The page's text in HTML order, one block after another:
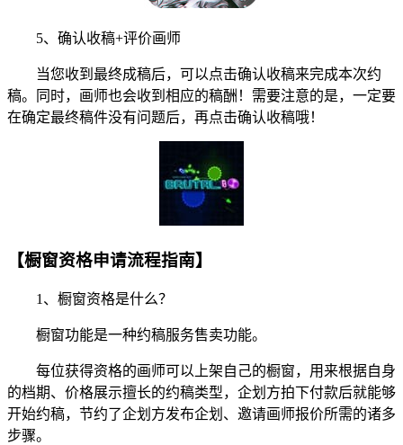
5、确认收稿+评价画师
当您收到最终成稿后，可以点击确认收稿来完成本次约
稿。同时，画师也会收到相应的稿酬！需要注意的是，一定要
在确定最终稿件没有问题后，再点击确认收稿哦！
【橱窗资格申请流程指南】
1、橱窗资格是什么？
橱窗功能是一种约稿服务售卖功能。
每位获得资格的画师可以上架自己的橱窗，用来根据自身
的档期、价格展示擅长的约稿类型，企划方拍下付款后就能够
开始约稿，节约了企划方发布企划、邀请画师报价所需的诸多
步骤。